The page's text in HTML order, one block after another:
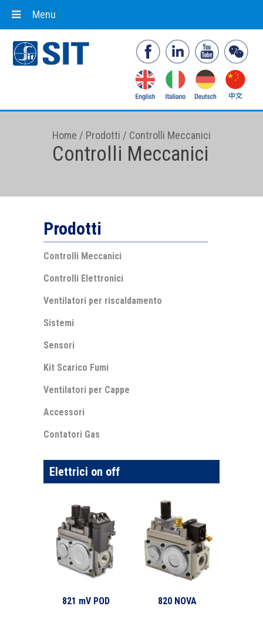
Home / Prodotti / Controlli Meccanici
Controlli Meccanici
Prodotti
Controlli Meccanici
Controlli Elettronici
Ventilatori per riscaldamento
Sistemi
Sensori
Kit Scarico Fumi
Ventilatori per Cappe
Accessori
Contatori Gas
Elettrici on off
821 mV POD 820 NOVA
Menu